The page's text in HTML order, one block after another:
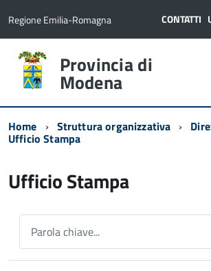
Regione Emilia-Romagna CONTATTI
Provincia di
Modena
Home Struttura organizzativa
Ufficio Stampa
Ufficio Stampa
Parola chiave...